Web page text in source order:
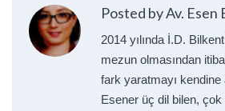
Posted by Av. Esen
2014 yılında İ.D.
mezun olmasından
fark yaratmayı
Esener üç dil bilen,